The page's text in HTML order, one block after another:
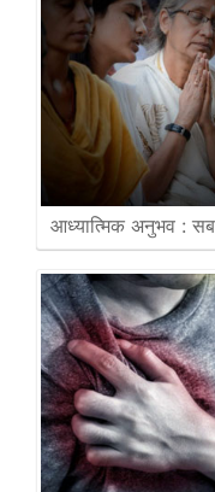
आध्यात्मिक अनुभव :